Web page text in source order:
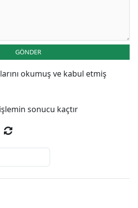
GÖNDER
okumuş ve kabul etmiş
sonucu kaçtır